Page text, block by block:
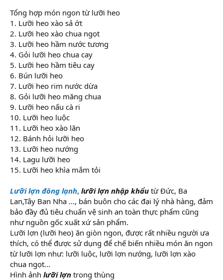
Tổng hợp món ngon từ lưỡi heo
1. Lưỡi heo xào sả ớt
2. Lưỡi heo xào chua ngọt
3. Lưỡi heo hầm nước tương
4. Gỏi lưỡi heo chua cay
5. Lưỡi heo hầm tiêu cay
6. Bún lưỡi heo
7. Lưỡi heo rim nước dừa
8. Gỏi lưỡi heo măng chua
9. Lưỡi heo nấu cà ri
10. Lưỡi heo luộc
11. Lưỡi heo xào lăn
12. Bánh hỏi lưỡi heo
13. Lưỡi heo nướng
14. Lagu lưỡi heo
15. Lưỡi heo khìa mắm tỏi
Lưỡi lợn đông lạnh, lưỡi lợn nhập khẩu từ Đức, Ba
Lan,Tây Ban Nha ..., bán buôn cho các đại lý nhà hàng, đảm
bảo đầy đủ tiêu chuẩn vệ sinh an toàn thực phẩm cũng
như nguồn gốc xuất xứ sản phẩm.
Lưỡi lợn (lưỡi heo) ăn giòn ngon, được rất nhiều người ưa
thích, có thể được sử dụng để chế biến nhiều món ăn ngon
từ lưỡi lợn như: lưỡi luộc, lưỡi lợn nướng, lưỡi lợn xào
chua ngọt...
Hình ảnh lưỡi lợn trong thùng